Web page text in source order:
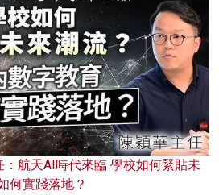
航天AI時代來臨 學校如何緊貼未
何實踐落地？